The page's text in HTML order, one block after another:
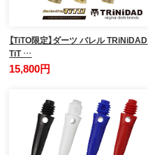
【TiTO限定】ダーツ バレル TRiNiDAD
TiT …
15,800円